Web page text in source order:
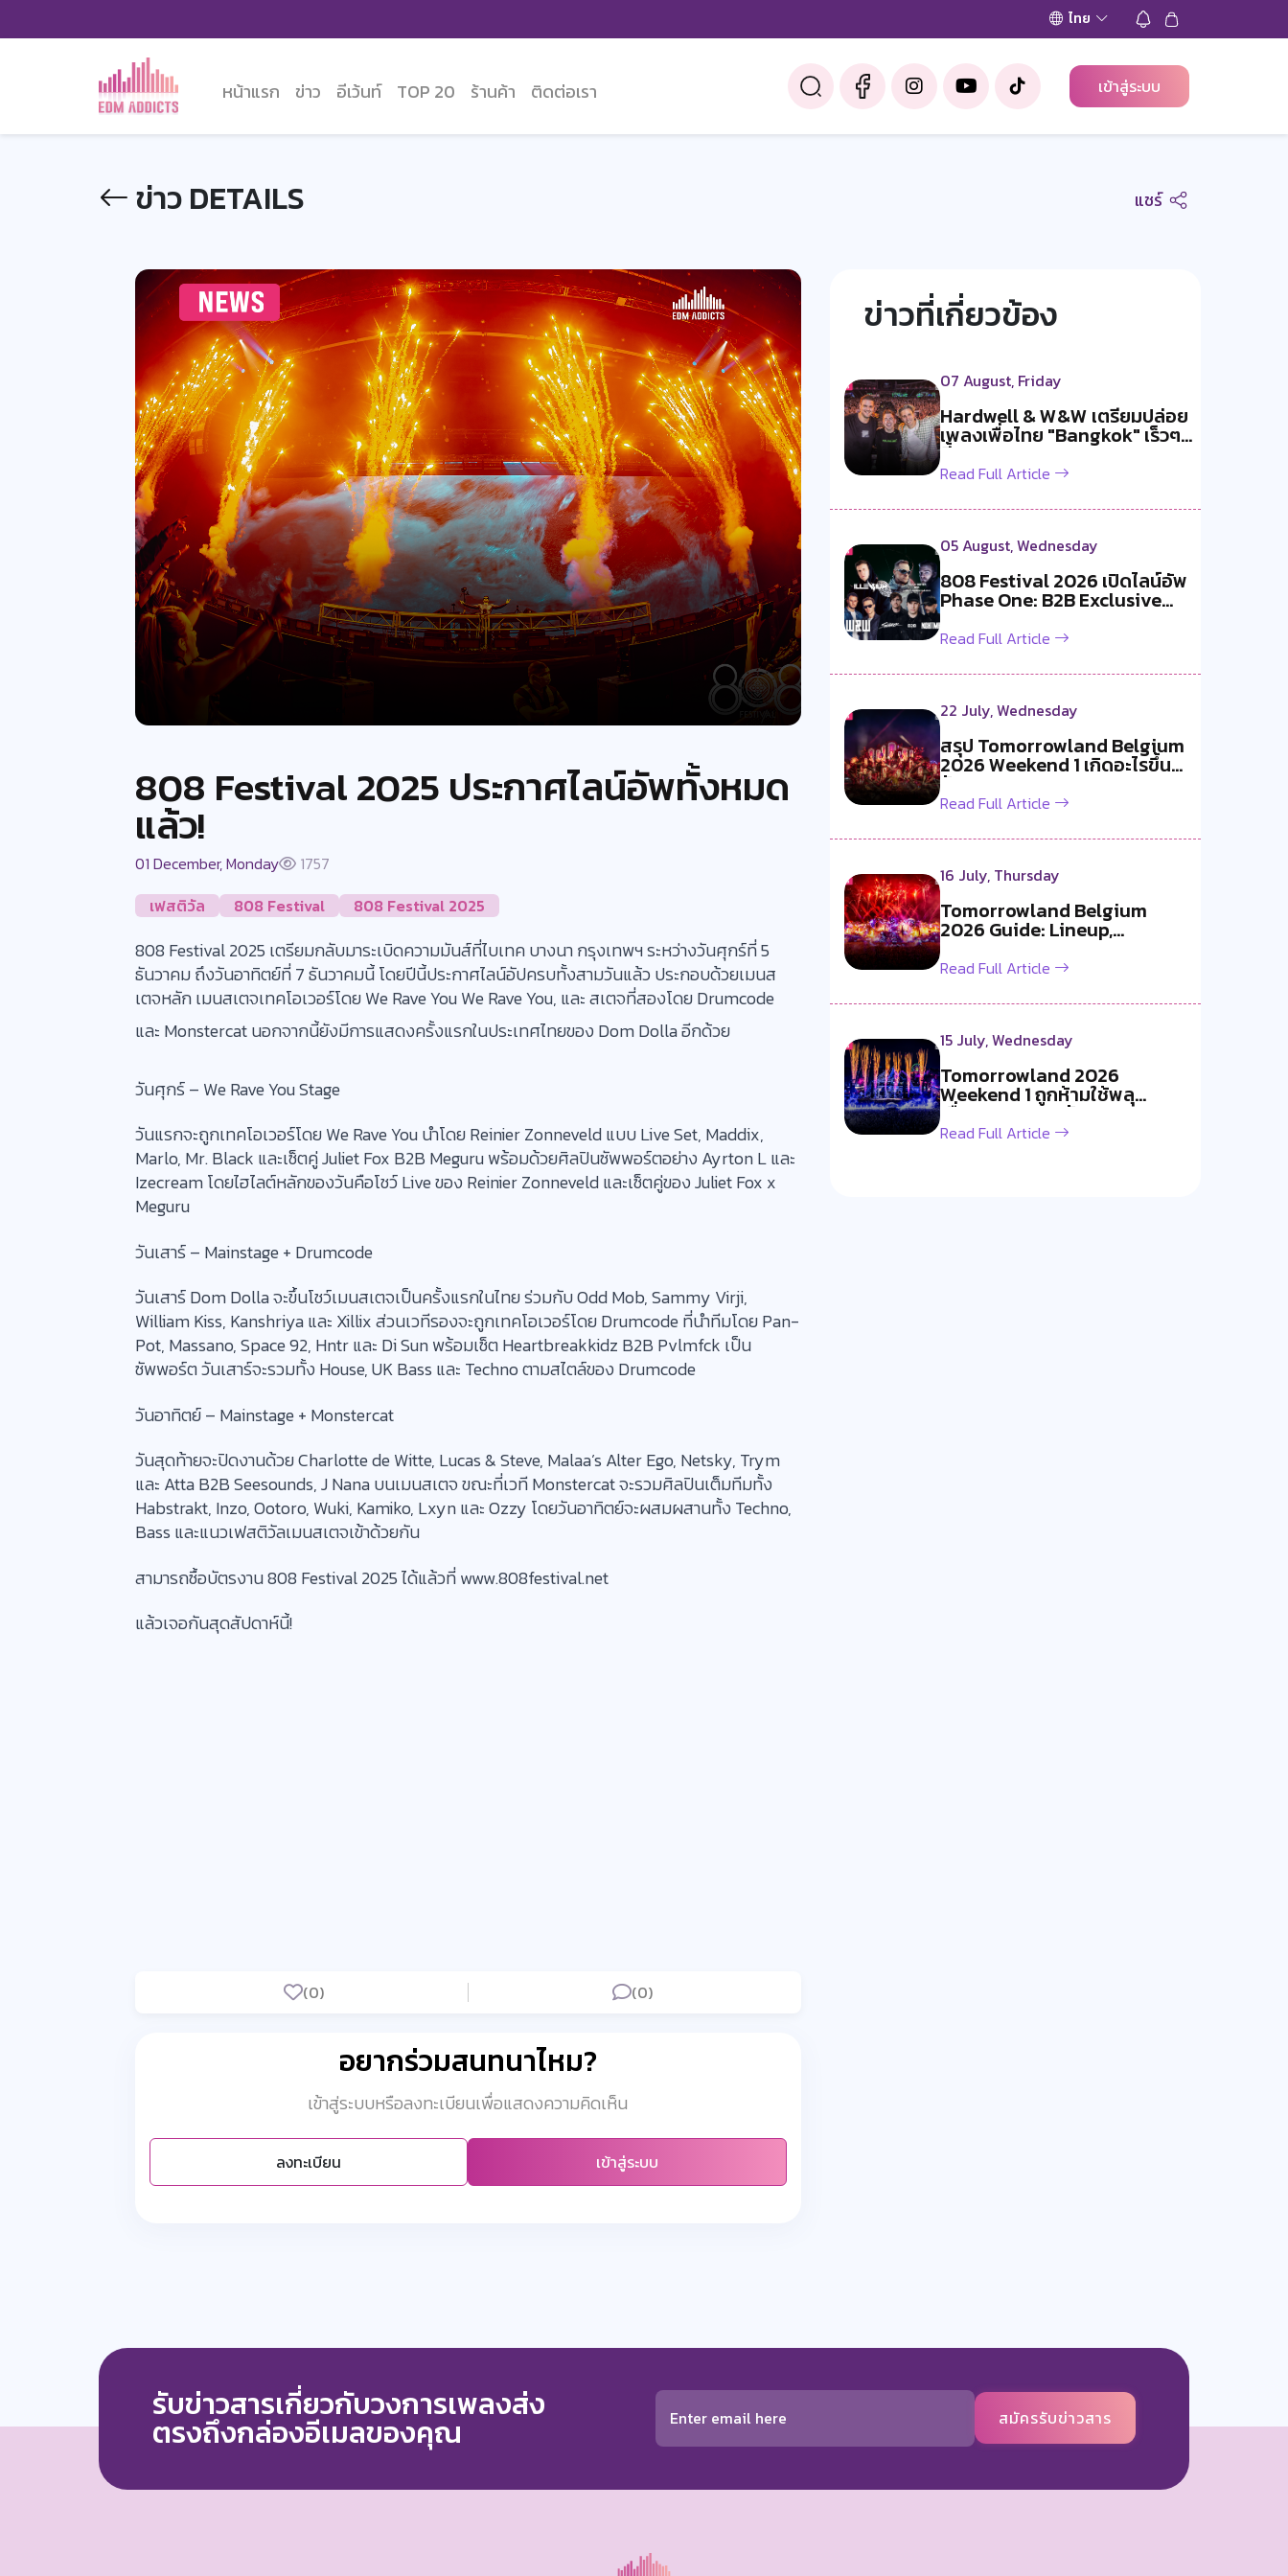
ไทย
หน้าแรก ข่าว อีเว้นท์ TOP 20 ร้านค้า ติดต่อเรา เข้าสู่ระบบ
ข่าว DETAILS แชร์
808 Festival 2025 ประกาศไลน์อัพทั้งหมด
แล้ว!
01 December, Monday
1757
เฟสติวัล
808 Festival 808 Festival 2025
808 Festival 2025 เตรียมกลับมาระเบิดความมันส์ที่ไบเทค บางนา กรุงเทพฯ ระหว่างวันศุกร์ที่ 5
ธันวาคม ถึงวันอาทิตย์ที่ 7 ธันวาคมนี้ โดยปีนี้ประกาศไลน์อัปครบทั้งสามวันแล้ว ประกอบด้วยเมนส
เตจหลัก เมนสเตจเทคโอเวอร์โดย We Rave You We Rave You, และ สเตจที่สองโดย Drumcode
และ Monstercat นอกจากนี้ยังมีการแสดงครั้งแรกในประเทศไทยของ Dom Dolla อีกด้วย
วันศุกร์ – We Rave You Stage
วันแรกจะถูกเทคโอเวอร์โดย We Rave You นำโดย Reinier Zonneveld แบบ Live Set, Maddix,
Marlo, Mr. Black และเซ็ตคู่ Juliet Fox B2B Meguru พร้อมด้วยศิลปินซัพพอร์ตอย่าง Ayrton L และ
Izecream โดยไฮไลต์หลักของวันคือโชว์ Live ของ Reinier Zonneveld และเซ็ตคู่ของ Juliet Fox x
Meguru
วันเสาร์ – Mainstage + Drumcode
วันเสาร์ Dom Dolla จะขึ้นโชว์เมนสเตจเป็นครั้งแรกในไทย ร่วมกับ Odd Mob, Sammy Virji,
William Kiss, Kanshriya และ Xillix ส่วนเวทีรองจะถูกเทคโอเวอร์โดย Drumcode ที่นำทีมโดย Pan-
Pot, Massano, Space 92, Hntr และ Di Sun พร้อมเซ็ต Heartbreakkidz B2B Pvlmfck เป็น
ซัพพอร์ต วันเสาร์จะรวมทั้ง House, UK Bass และ Techno ตามสไตล์ของ Drumcode
วันอาทิตย์ – Mainstage + Monstercat
วันสุดท้ายจะปิดงานด้วย Charlotte de Witte, Lucas & Steve, Malaa’s Alter Ego, Netsky, Trym
และ Atta B2B Seesounds, J Nana บนเมนสเตจ ขณะที่เวที Monstercat จะรวมศิลปินเต็มทีมทั้ง
Habstrakt, Inzo, Ootoro, Wuki, Kamiko, Lxyn และ Ozzy โดยวันอาทิตย์จะผสมผสานทั้ง Techno,
Bass และแนวเฟสติวัลเมนสเตจเข้าด้วยกัน
สามารถซื้อบัตรงาน 808 Festival 2025 ได้แล้วที่ www.808festival.net
แล้วเจอกันสุดสัปดาห์นี้!
(0) (0)
อยากร่วมสนทนาไหม?
เข้าสู่ระบบหรือลงทะเบียนเพื่อแสดงความคิดเห็น
ลงทะเบียน เข้าสู่ระบบ
ข่าวที่เกี่ยวข้อง
07 August, Friday
Hardwell & W&W เตรียมปล่อย
เพลงเพื่อไทย "Bangkok" เร็วๆ
นี้!
Read Full Article
05 August, Wednesday
808 Festival 2026 เปิดไลน์อัพ
Phase One: B2B Exclusive
สองค...
Read Full Article
22 July, Wednesday
สรุป Tomorrowland Belgium
2026 Weekend 1 เกิดอะไรขึ้น
บ้าง ?
Read Full Article
16 July, Thursday
Tomorrowland Belgium
2026 Guide: Lineup,
Livestream, Must-S...
Read Full Article
15 July, Wednesday
Tomorrowland 2026
Weekend 1 ถูกห้ามใช้พลุ
เนื่องจากอากาศร้อ...
Read Full Article
รับข่าวสารเกี่ยวกับวงการเพลงส่ง
ตรงถึงกล่องอีเมลของคุณ สมัครรับข่าวสาร